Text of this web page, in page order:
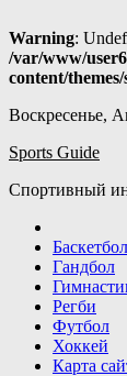
Warning:
/var/www/
content/
Skip
content
Воскресенье,
Sports Guide
Спортивный
Баскетбол
Гандбол
Регби
Футбол
Хоккей
Карта